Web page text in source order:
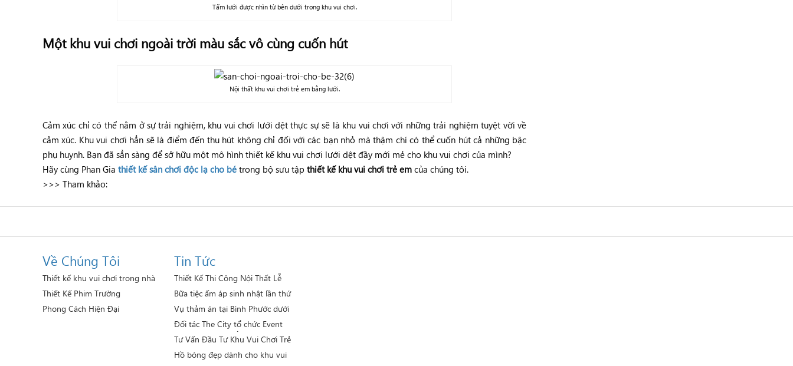
Tấm lưới được nhìn từ bên dưới trong khu vui chơi.
Một khu vui chơi ngoài trời màu sắc vô cùng cuốn hút
Nội thất khu vui chơi trẻ em bằng lưới.
Cảm xúc chỉ có thể nằm ở sự trải nghiệm, khu vui chơi lưới dệt thực sự sẽ là khu vui chơi với những trải nghiệm tuyệt vời về
cảm xúc. Khu vui chơi hẳn sẽ là điểm đến thu hút không chỉ đối với các bạn nhỏ mà thậm chí có thể cuốn hút cả những bậc
phụ huynh. Bạn đã sẳn sàng để sở hữu một mô hình thiết kế khu vui chơi lưới dệt đầy mới mẻ cho khu vui chơi của mình?
Hãy cùng Phan Gia thiết kế sân chơi độc lạ cho bé trong bộ sưu tập thiết kế khu vui chơi trẻ em của chúng tôi.
>>> Tham khảo:
Về Chúng Tôi
Thiết kế khu vui chơi trong nhà
Thiết Kế Phim Trường
Phong Cách Hiện Đại
Tin Tức
Thiết Kế Thi Công Nội Thất Lễ
Hội Đồ Chơi Đức
Bữa tiệc ấm áp sinh nhật lần thứ
5 của Phan Gia
Vụ thảm án tại Bình Phước dưới
góc nhìn phong thủy và thiết kế
Đối tác The City tổ chức Event
giới thiệu sản phẩm mới tại Nội
thất Phan Gia
Tư Vấn Đầu Tư Khu Vui Chơi Trẻ
Em Lợi Nhuận Cao
Hồ bóng đẹp dành cho khu vui